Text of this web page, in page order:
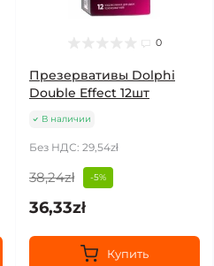
0
Презервативы Dolphi
Double Effect 12шт
В наличии
Без НДС: 29,54zł
38,24zł -5%
36,33zł
Купить